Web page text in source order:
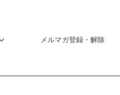
メルマガ登録・解除